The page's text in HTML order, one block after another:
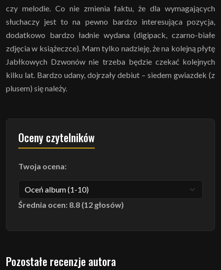
czy melodie. Co nie zmienia faktu, że dla wymagających
słuchaczy jest to na pewno bardzo interesująca pozycja,
dodatkowo bardzo ładnie wydana (digipack, czarno-białe
zdjęcia w książeczce). Mam tylko nadzieję, że na kolejną płytę
Jabłkowych Dzwonów nie trzeba będzie czekać kolejnych
kilku lat. Bardzo udany, dojrzały debiut – siedem gwiazdek (z
plusem) się należy.
Oceny czytelników
Twoja ocena:
Średnia ocen: 8.8 (12 głosów)
Pozostałe recenzje autora